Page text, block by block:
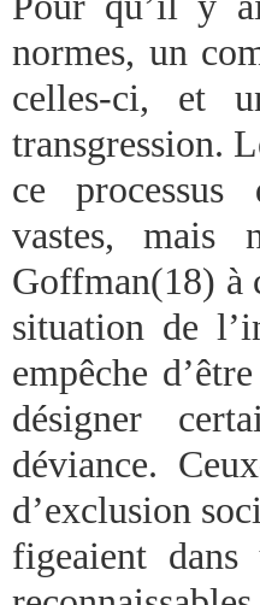
normes, un
celles-ci, et
transgression.
ce processus
vastes, mais
Goffman(18) à
situation de
empêche
désigner
déviance.
d’exclusion
figeaient dans